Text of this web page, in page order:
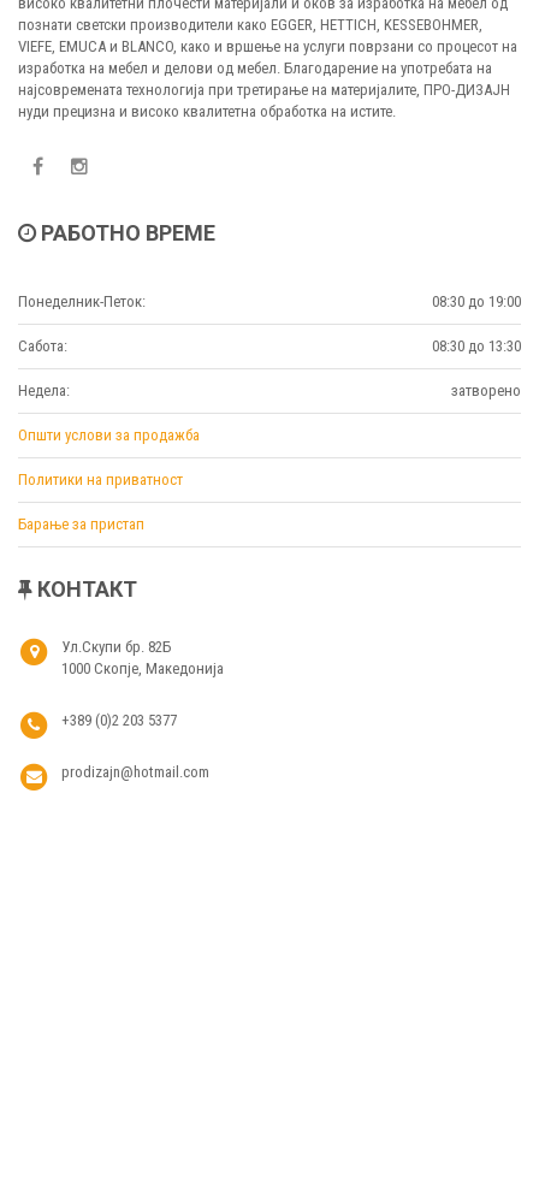
познати светски производители како EGGER, HETTICH, KESSEBOHMER,
VIEFE, EMUCA и BLANCO, како и вршење на услуги поврзани со процесот на
изработка на мебел и делови од мебел. Благодарение на употребата на
најсовремената технологија при третирање на материјалите, ПРО-ДИЗАЈН
нуди прецизна и високо квалитетна обработка на истите.
РАБОТНО ВРЕМЕ
Понеделник-Петок: 08:30 до 19:00
Сабота: 08:30 до 13:30
Недела: затворено
Општи услови за продажба
Политики на приватност
Барање за пристап
КОНТАКТ
Ул.Скупи бр. 82Б
1000 Скопје, Македонија
+389 (0)2 203 5377
prodizajn@hotmail.com